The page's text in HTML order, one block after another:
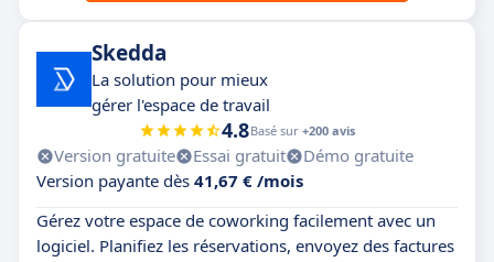
Skedda
La solution pour mieux
gérer l'espace de travail
4.8Basé sur +200 avis
Version gratuite Essai gratuit
Démo gratuite
Version payante dès 41,67 € /mois
Gérez votre espace de coworking facilement avec un
logiciel. Planifiez les réservations, envoyez des factures